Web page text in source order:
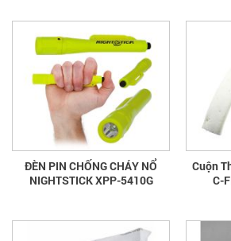
ĐÈN PIN CHỐNG CHÁY NỔ
NIGHTSTICK XPP-5410G
Cuộn
C-